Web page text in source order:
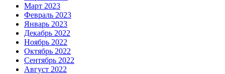
Март 2023
Февраль 2023
Январь 2023
Декабрь 2022
Ноябрь 2022
Октябрь 2022
Сентябрь 2022
Август 2022